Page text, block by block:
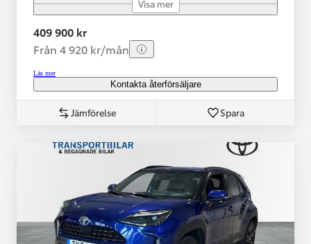
Visa mer
409 900 kr
Från 4 920 kr/mån
Läs mer
Kontakta återförsäljare
Jämförelse Spara